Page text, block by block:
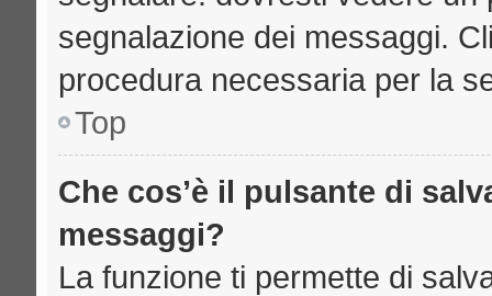
segnalazione dei messaggi.
procedura necessaria per la
Top
Che cos’è il pulsante di
messaggi?
La funzione ti permette di